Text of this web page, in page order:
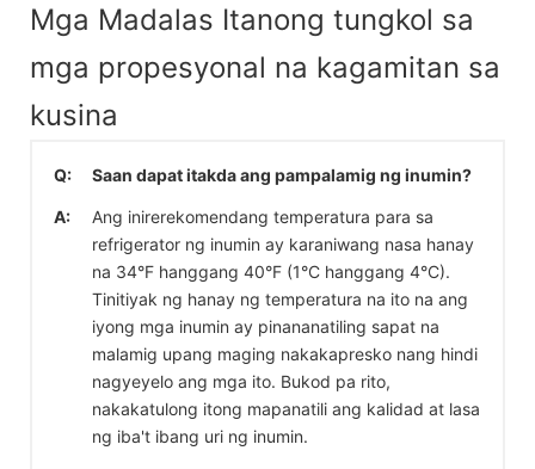
Mga Madalas Itanong tungkol sa
mga propesyonal na kagamitan sa
kusina
Q: Saan dapat itakda ang pampalamig ng inumin?
A:
Ang inirerekomendang temperatura para sa
refrigerator ng inumin ay karaniwang nasa hanay
na 34°F hanggang 40°F (1°C hanggang 4°C).
Tinitiyak ng hanay ng temperatura na ito na ang
iyong mga inumin ay pinananatiling sapat na
malamig upang maging nakakapresko nang hindi
nagyeyelo ang mga ito. Bukod pa rito,
nakakatulong itong mapanatili ang kalidad at lasa
ng iba't ibang uri ng inumin.